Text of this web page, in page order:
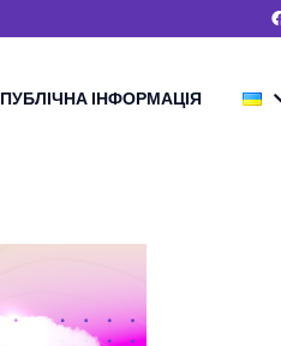
ПУБЛІЧНА ІНФОРМАЦІЯ